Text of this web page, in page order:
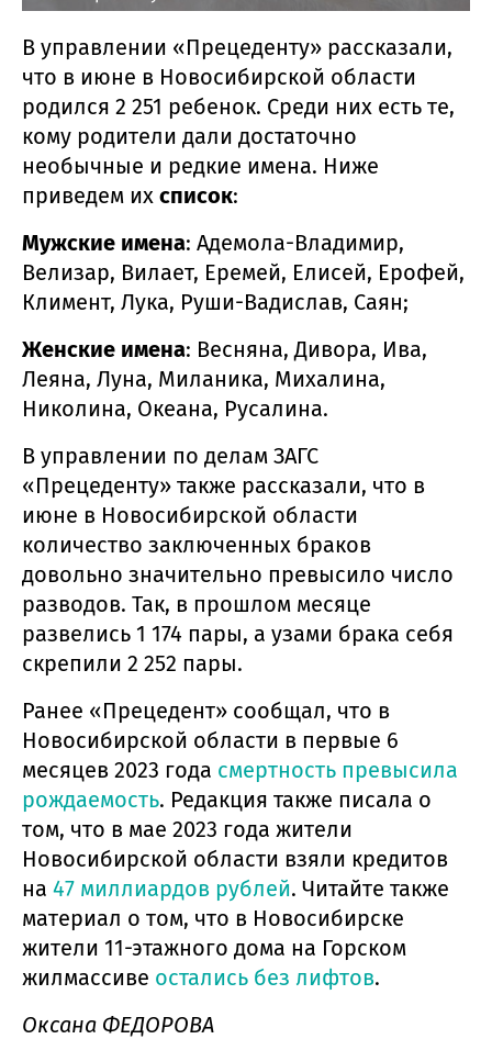
В управлении «Прецеденту» рассказали,
что в июне в Новосибирской области
родился 2 251 ребенок. Среди них есть те,
кому родители дали достаточно
необычные и редкие имена. Ниже
приведем их список:
Мужские имена: Адемола-Владимир,
Велизар, Вилает, Еремей, Елисей, Ерофей,
Климент, Лука, Руши-Вадислав, Саян;
Женские имена: Весняна, Дивора, Ива,
Леяна, Луна, Миланика, Михалина,
Николина, Океана, Русалина.
В управлении по делам ЗАГС
«Прецеденту» также рассказали, что в
июне в Новосибирской области
количество заключенных браков
довольно значительно превысило число
разводов. Так, в прошлом месяце
развелись 1 174 пары, а узами брака себя
скрепили 2 252 пары.
Ранее «Прецедент» сообщал, что в
Новосибирской области в первые 6
месяцев 2023 года смертность превысила
рождаемость. Редакция также писала о
том, что в мае 2023 года жители
Новосибирской области взяли кредитов
на 47 миллиардов рублей. Читайте также
материал о том, что в Новосибирске
жители 11-этажного дома на Горском
жилмассиве остались без лифтов.
Оксана ФЕДОРОВА